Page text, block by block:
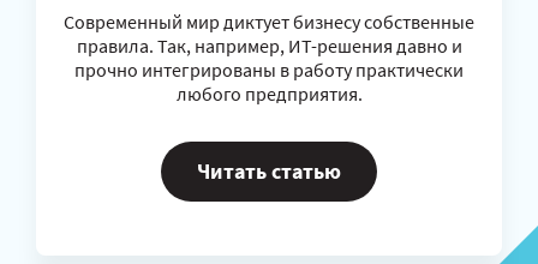
Современный мир диктует бизнесу собственные
правила. Так, например, ИТ-решения давно и
прочно интегрированы в работу практически
любого предприятия.
Читать статью